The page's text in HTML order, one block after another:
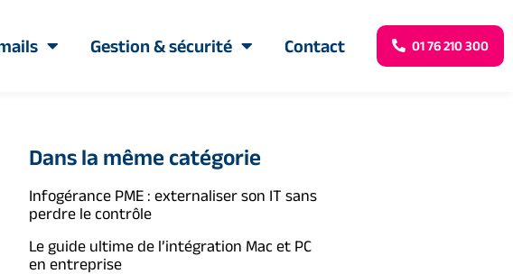
Gestion & sécurité Contact 01 76 210 300
Dans la même catégorie
Infogérance PME : externaliser son IT sans
perdre le contrôle
Le guide ultime de l’intégration Mac et PC
en entreprise